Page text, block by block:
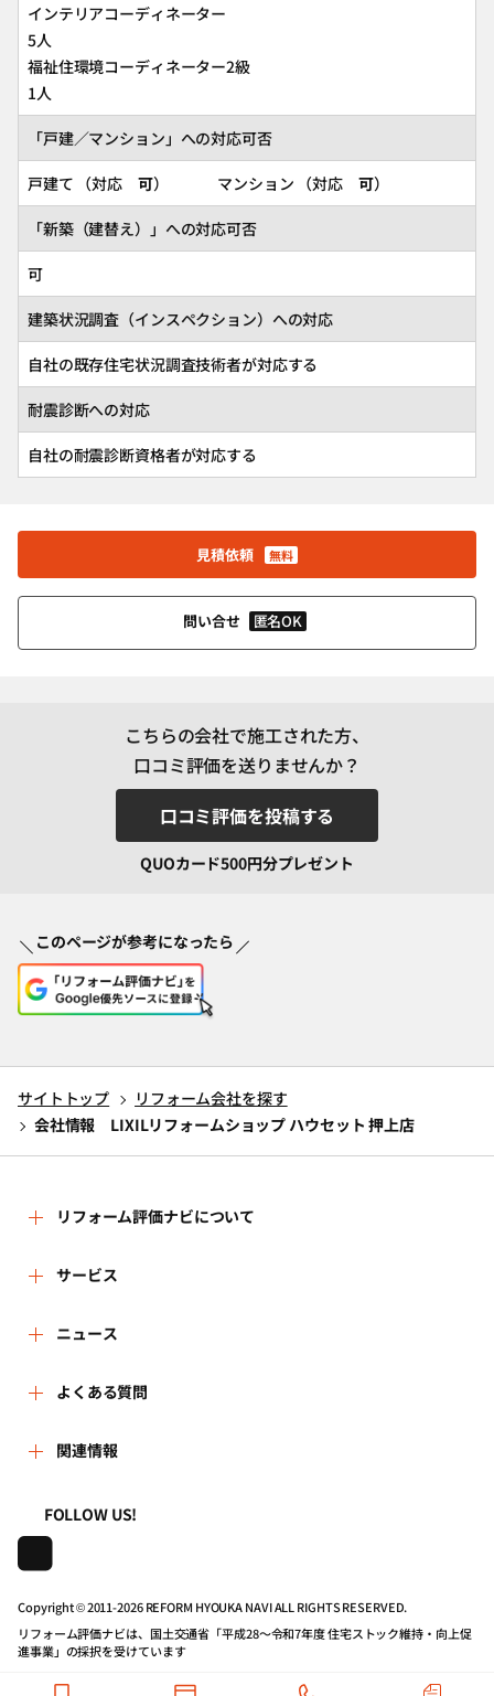
インテリアコーディネーター
5人
福祉住環境コーディネーター2級
1人
「戸建／マンション」への対応可否
戸建て （対応 可） マンション （対応 可）
「新築（建替え）」への対応可否
可
建築状況調査（インスペクション）への対応
自社の既存住宅状況調査技術者が対応する
耐震診断への対応
自社の耐震診断資格者が対応する
見積依頼 無料
問い合せ 匿名OK
こちらの会社で施工された方、
口コミ評価を送りませんか？
口コミ評価を投稿する
QUOカード500円分プレゼント
このページが参考になったら
サイトトップ
リフォーム会社を探す
会社情報 LIXILリフォームショップ ハウセット 押上店
リフォーム評価ナビについて
リフォーム評価ナビとは
運営体制
はじめての方へ
事務局へのお問い合せ
地域の相談窓口のみなさまへ
住宅関連機関リンク集
サービス
リフォーム会社を探す
リフォーム事例を見る
リフォームを相談する
リフォームを学ぶ
マイページの活用
ニュース
新着情報
講習会・セミナー
連携機関・企業・団体トピックス
よくある質問
よくある質問
利用規約
プライバシーポリシー
動作推奨環境について
関連情報
一般財団法人住まいづくりナビセンター
株式会社日本建築住宅センター
FOLLOW US!
Copyright © 2011-2026 REFORM HYOUKA NAVI ALL RIGHTS RESERVED.
リフォーム評価ナビは、国土交通省「平成28～令和7年度 住宅ストック維持・向上促
進事業」の採択を受けています